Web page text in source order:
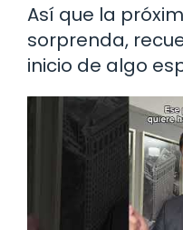
Así que la
sorprenda,
inicio de algo